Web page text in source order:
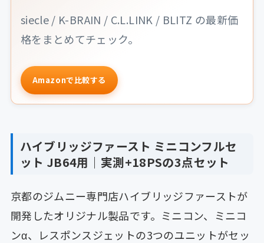
siecle / K-BRAIN / C.L.LINK / BLITZ の最新価
格をまとめてチェック。
Amazonで比較する
ハイブリッジファースト ミニコンフルセ
ット JB64用｜実測+18PSの3点セット
京都のジムニー専門店ハイブリッジファーストが
開発したオリジナル製品です。ミニコン、ミニコ
ンα、レスポンスジェットの3つのユニットがセッ